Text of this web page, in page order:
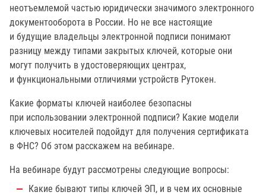
неотъемлемой частью юридически значимого электронного
документооборота в России. Но не все настоящие
и будущие владельцы электронной подписи понимают
разницу между типами закрытых ключей, которые они
могут получить в удостоверяющих центрах,
и функциональными отличиями устройств Рутокен.
Какие форматы ключей наиболее безопасны
при использовании электронной подписи? Какие модели
ключевых носителей подойдут для получения сертификата
в ФНС? Об этом расскажем на вебинаре.
На вебинаре будут рассмотрены следующие вопросы:
Какие бывают типы ключей ЭП, и в чем их основные